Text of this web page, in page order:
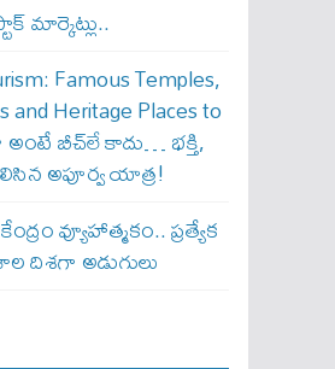
మార్కెట్లు..
Famous Temples,
and Heritage Places to
అంటే బీచ్‌లే కాదు… భక్తి,
అపూర్వ యాత్ర!
వ్యూహాత్మకం.. ప్రత్యేక
దిశగా అడుగులు